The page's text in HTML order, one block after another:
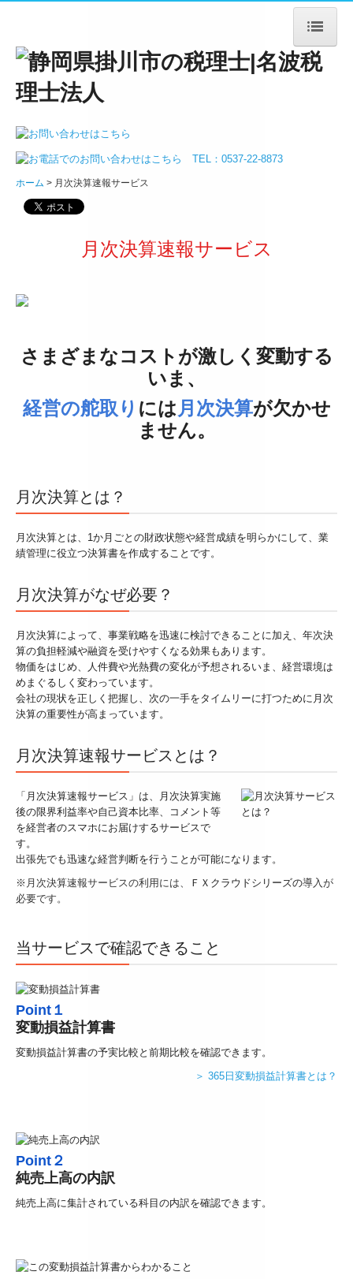
ホーム
ごあいさつ
法人概要
お客様のシステム活用事例
採用メッセージ
スタッフインタビュー
キャリアアップ・教育制度
税務顧問契約
料金案内
補助金・助成金・融資情報
プライバシーポリシー
ホーム 月次決算速報サービス
月次決算速報サービス
さまざまなコストが激しく変動する
いま、
経営の舵取り には 月次決算が欠かせ
ません。
月次決算とは？
月次決算とは、1か月ごとの財政状態や経営成績を明らかにして、業
績管理に役立つ決算書を作成することです。
月次決算がなぜ必要？
月次決算によって、事業戦略を迅速に検討できることに加え、年次決
算の負担軽減や融資を受けやすくなる効果もあります。
物価をはじめ、人件費や光熱費の変化が予想されるいま、経営環境は
めまぐるしく変わっています。
会社の現状を正しく把握し、次の一手をタイムリーに打つために月次
決算の重要性が高まっています。
月次決算速報サービスとは？
「月次決算速報サービス」は、月次決算実施
後の限界利益率や自己資本比率、コメント等
を経営者のスマホにお届けするサービスで
す。
出張先でも迅速な経営判断を行うことが可能になります。
※ 月次決算速報サービスの利用には、 ＦＸクラウドシリーズの導入が
必要です。
当サービスで確認できること
Point１
変動損益計算書
変動損益計算書の予実比較と前期比較を確認できます。
＞ 365日変動損益計算書とは ？
Point ２
純売上高の内訳
純売上高に集計されている科目の内訳を確認できます。